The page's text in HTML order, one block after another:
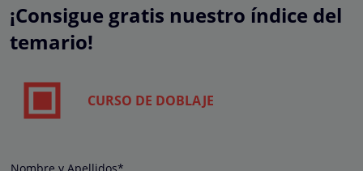
¡Consigue gratis nuestro índice del
temario!
CURSO DE DOBLAJE